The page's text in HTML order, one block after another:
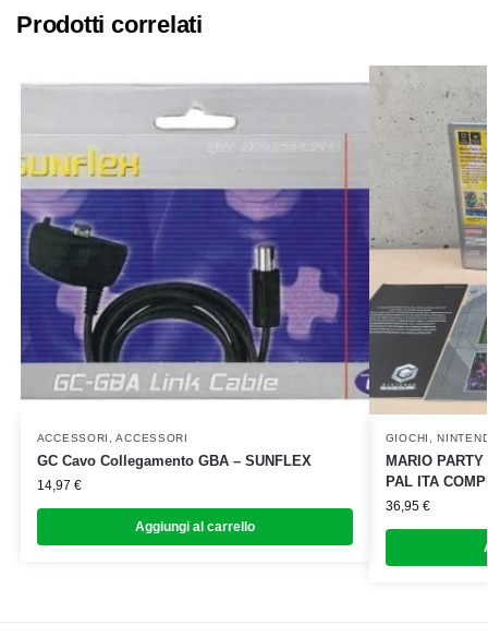
Prodotti correlati
ACCESSORI ,ACCESSORI
GC Cavo Collegamento GBA – SUNFLEX
14,97 €
Aggiungi al carrello
GIOCHI ,
MARIO
PAL ITA
36,95 €